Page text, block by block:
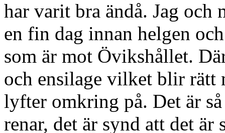
har varit bra ändå. Jag
en fin dag innan helgen
som är mot Övikshållet.
och ensilage vilket blir rätt
lyfter omkring på. Det är
renar, det är synd att det är